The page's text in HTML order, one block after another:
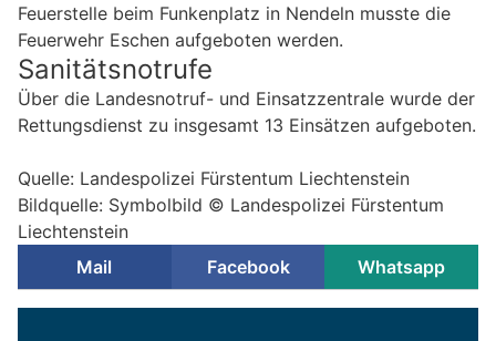
Feuerstelle beim Funkenplatz in Nendeln musste die
Feuerwehr Eschen aufgeboten werden.
Sanitätsnotrufe
Über die Landesnotruf- und Einsatzzentrale wurde der
Rettungsdienst zu insgesamt 13 Einsätzen aufgeboten.
Quelle: Landespolizei Fürstentum Liechtenstein
Bildquelle: Symbolbild © Landespolizei Fürstentum
Liechtenstein
Mail
Facebook Whatsapp